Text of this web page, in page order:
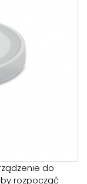
do
rozpocząć